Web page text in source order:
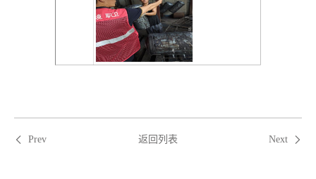
Prev 返回列表 Next